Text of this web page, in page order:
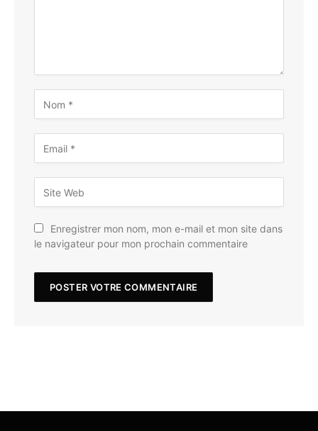
Enregistrer mon nom, mon e-mail et mon site dans
le navigateur pour mon prochain commentaire